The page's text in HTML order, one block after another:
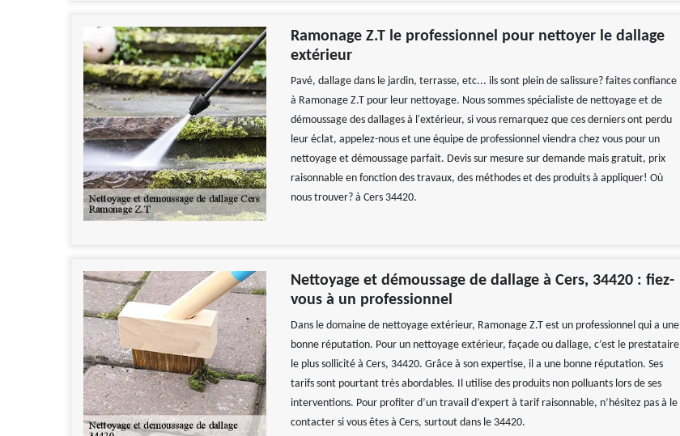
Ramonage Z.T le professionnel pour nettoyer le dallage
extérieur
Pavé, dallage dans le jardin, terrasse, etc... ils sont plein de salissure? faites confiance
à Ramonage Z.T pour leur nettoyage. Nous sommes spécialiste de nettoyage et de
démoussage des dallages à l'extérieur, si vous remarquez que ces derniers ont perdu
leur éclat, appelez-nous et une équipe de professionnel viendra chez vous pour un
nettoyage et démoussage parfait. Devis sur mesure sur demande mais gratuit, prix
raisonnable en fonction des travaux, des méthodes et des produits à appliquer! Où
nous trouver? à Cers 34420.
Nettoyage et démoussage de dallage à Cers, 34420 : fiez-
vous à un professionnel
Dans le domaine de nettoyage extérieur, Ramonage Z.T est un professionnel qui a une
bonne réputation. Pour un nettoyage extérieur, façade ou dallage, c’est le prestataire
le plus sollicité à Cers, 34420. Grâce à son expertise, il a une bonne réputation. Ses
tarifs sont pourtant très abordables. Il utilise des produits non polluants lors de ses
interventions. Pour profiter d’un travail d’expert à tarif raisonnable, n’hésitez pas à le
contacter si vous êtes à Cers, surtout dans le 34420.